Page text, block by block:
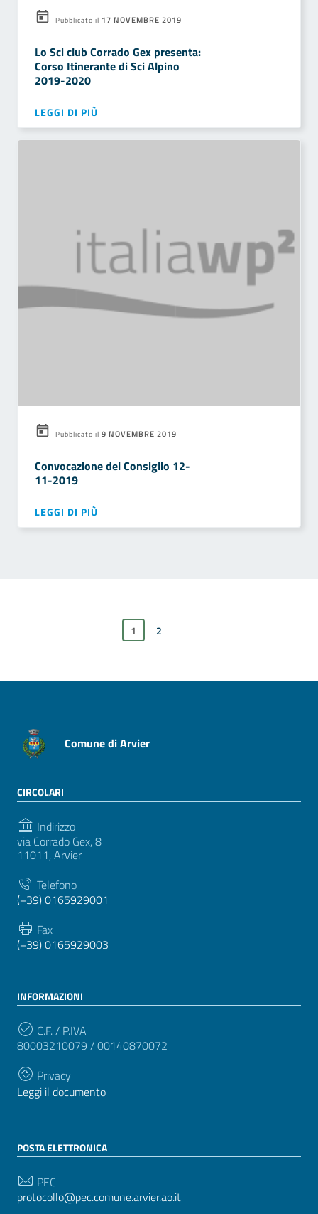
Pubblicato il 17 NOVEMBRE 2019
Lo Sci club Corrado Gex presenta:
Corso Itinerante di Sci Alpino
2019-2020
LEGGI DI PIÙ
Pubblicato il 9 NOVEMBRE 2019
Convocazione del Consiglio 12-
11-2019
LEGGI DI PIÙ
1 2
xxxPagina successiva
Comune di Arvier
CIRCOLARI
Indirizzo
via Corrado Gex, 8
11011, Arvier
Telefono
(+39) 0165929001
Fax
(+39) 0165929003
INFORMAZIONI
C.F. / P.IVA
80003210079 / 00140870072
Privacy
Leggi il documento
POSTA ELETTRONICA
PEC
protocollo@pec.comune.arvier.ao.it